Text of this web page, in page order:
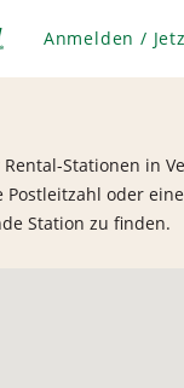
Anmelden /
Stationen in
Postleitzahl oder
Station zu finden.